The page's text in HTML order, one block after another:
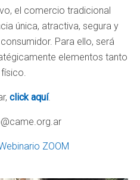
el comercio tradicional
única, atractiva, segura y
Para ello, será
elementos tanto
click aquí.
ZOOM